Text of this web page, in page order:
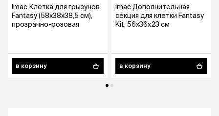
Imac Клетка для грызунов
Fantasy (58х38х38,5 см),
прозрачно-розовая
в корзину
Imac Дополнительная
секция для клетки Fantasy
Kit, 56х36х23 см
в корзину